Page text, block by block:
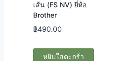
เส้น (FS NV) ยี่ห้อ
Brother
฿490.00
หยิบใส่ตะกร้า